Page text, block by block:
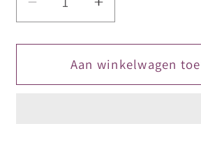
Aantal
verlagen
voor
Moyra
Stamping
Aantal
verhogen
voor
Moyra
Stamping
Aan winkelwagen